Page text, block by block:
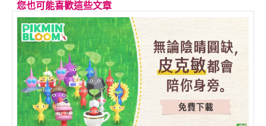
您也可能喜歡這些文章